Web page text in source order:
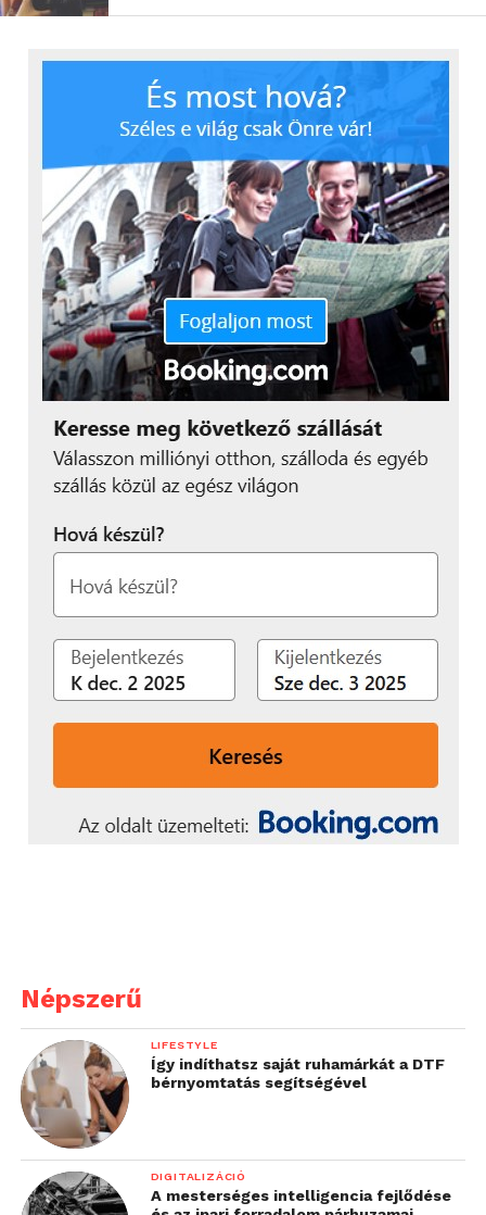
Népszerű
LIFESTYLE
Így indíthatsz saját ruhamárkát a DTF
bérnyomtatás segítségével
DIGITALIZÁCIÓ
A mesterséges intelligencia fejlődése